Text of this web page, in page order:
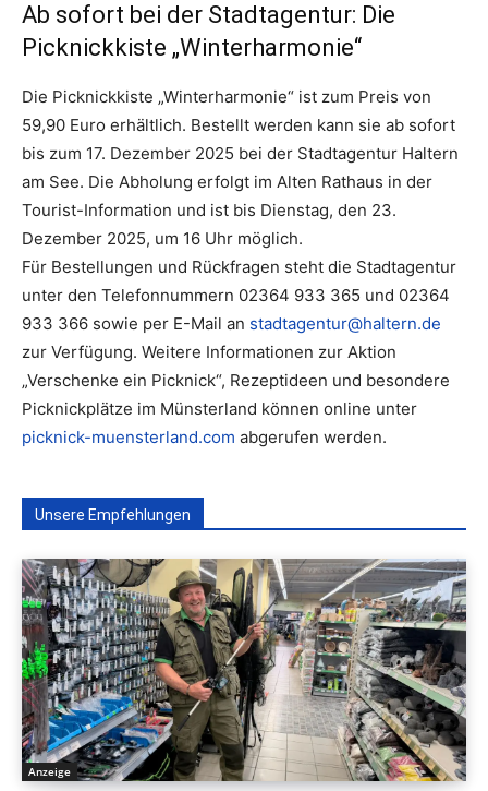
Ab sofort bei der Stadtagentur: Die
Picknickkiste „Winterharmonie“
Die Picknickkiste „Winterharmonie“ ist zum Preis von
59,90 Euro erhältlich. Bestellt werden kann sie ab sofort
bis zum 17. Dezember 2025 bei der Stadtagentur Haltern
am See. Die Abholung erfolgt im Alten Rathaus in der
Tourist-Information und ist bis Dienstag, den 23.
Dezember 2025, um 16 Uhr möglich.
Für Bestellungen und Rückfragen steht die Stadtagentur
unter den Telefonnummern 02364 933 365 und 02364
933 366 sowie per E-Mail an stadtagentur@haltern.de
zur Verfügung. Weitere Informationen zur Aktion
„Verschenke ein Picknick“, Rezeptideen und besondere
Picknickplätze im Münsterland können online unter
picknick-muensterland.com abgerufen werden.
Unsere Empfehlungen
Anzeige